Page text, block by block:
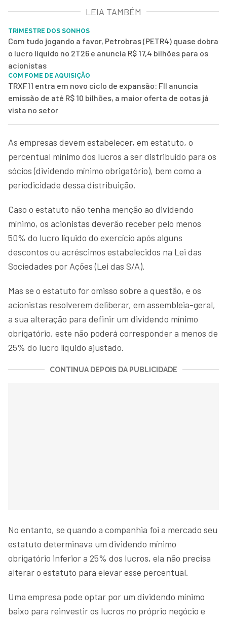
LEIA TAMBÉM
TRIMESTRE DOS SONHOS
Com tudo jogando a favor, Petrobras (PETR4) quase dobra
o lucro líquido no 2T26 e anuncia R$ 17,4 bilhões para os
acionistas
COM FOME DE AQUISIÇÃO
TRXF11 entra em novo ciclo de expansão: FII anuncia
emissão de até R$ 10 bilhões, a maior oferta de cotas já
vista no setor
As empresas devem estabelecer, em estatuto, o
percentual mínimo dos lucros a ser distribuído para os
sócios (dividendo mínimo obrigatório), bem como a
periodicidade dessa distribuição.
Caso o estatuto não tenha menção ao dividendo
mínimo, os acionistas deverão receber pelo menos
50% do lucro líquido do exercício após alguns
descontos ou acréscimos estabelecidos na Lei das
Sociedades por Ações (Lei das S/A).
Mas se o estatuto for omisso sobre a questão, e os
acionistas resolverem deliberar, em assembleia-geral,
a sua alteração para definir um dividendo mínimo
obrigatório, este não poderá corresponder a menos de
25% do lucro líquido ajustado.
CONTINUA DEPOIS DA PUBLICIDADE
No entanto, se quando a companhia foi a mercado seu
estatuto determinava um dividendo mínimo
obrigatório inferior a 25% dos lucros, ela não precisa
alterar o estatuto para elevar esse percentual.
Uma empresa pode optar por um dividendo mínimo
baixo para reinvestir os lucros no próprio negócio e